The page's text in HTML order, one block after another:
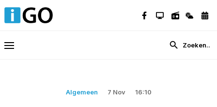
Algemeen 7 Nov 16:10